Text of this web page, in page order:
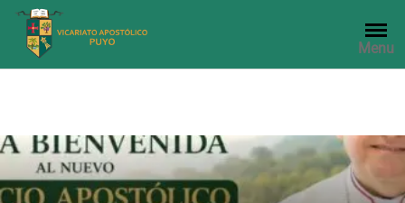
Saltar
contenido
Menu